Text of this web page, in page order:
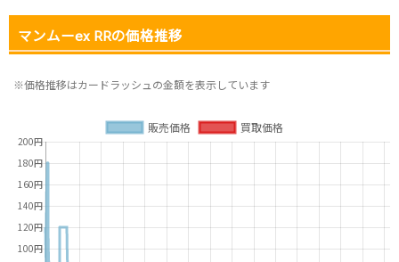
マンムーex RRの価格推移
※価格推移はカードラッシュの金額を表示しています